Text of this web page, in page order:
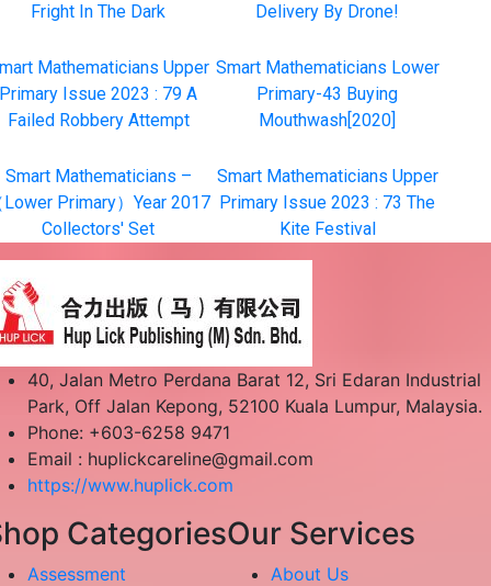
Fright In The Dark
Delivery By Drone!
Mathematicians Upper
Primary Issue 2023 : 79 A
Failed Robbery Attempt
Smart Mathematicians Lower
Primary-43 Buying
Mouthwash[2020]
Smart Mathematicians –
Primary）Year 2017
Collectors' Set
Smart Mathematicians Upper
Primary Issue 2023 : 73 The
Kite Festival
40, Jalan Metro Perdana Barat 12, Sri Edaran Industrial
Park, Off Jalan Kepong, 52100 Kuala Lumpur, Malaysia.
Phone: +603-6258 9471
Email : huplickcareline@gmail.com
https://www.huplick.com
Categories
Assessment
Our Services
About Us